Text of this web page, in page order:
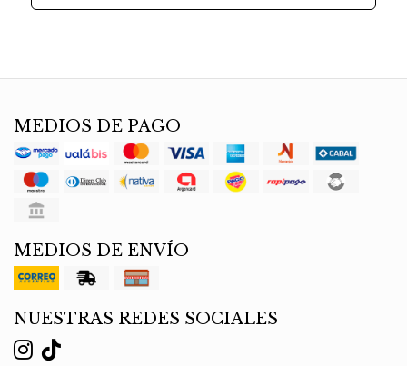
MEDIOS DE PAGO
MEDIOS DE ENVÍO
NUESTRAS REDES SOCIALES